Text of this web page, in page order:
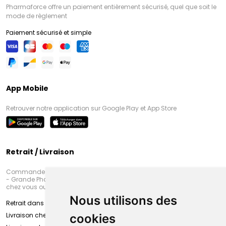
Nous utilisons des
cookies
Pharmaforce offre un paiement entièrement sécurisé, quel que soit le
mode de règlement
Paiement sécurisé et simple
App Mobile
Retrouver notre application sur Google Play et App Store
Retrait / Livraison
Commandez en ligne et venez chercher votre commande à Amiens
- Grande Pharmacie d’Amiens (Fachon) ou recevez-là rapidement
chez vous ou en point retrait
Retrait dans la pharmacie d’Amiens
Livraison chez vous